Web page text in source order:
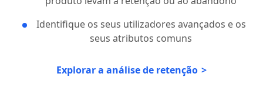
Identifique os seus utilizadores avançados e os
seus atributos comuns
Explorar a análise de retenção